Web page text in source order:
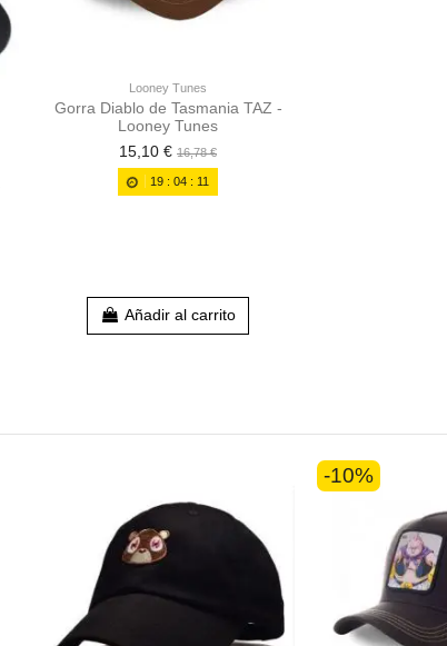
Looney Tunes
Gorra Diablo de Tasmania TAZ -
Looney Tunes
15,10 € 16,78 €
19: 04: 10
Añadir al carrito
-10%